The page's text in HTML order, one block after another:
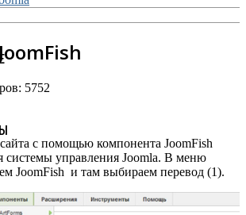
5752
с помощью компонента JoomFish
системы управления Joomla. В меню
JoomFish и там выбираем перевод (1).